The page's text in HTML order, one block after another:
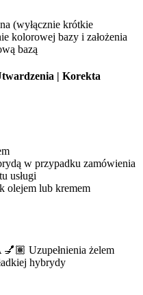
(wyłącznie krótkie
kolorowej bazy i założenia
bazą
| Korekta
w przypadku zamówienia
usługi
olejem lub kremem
Uzupełnienia żelem
hybrydy